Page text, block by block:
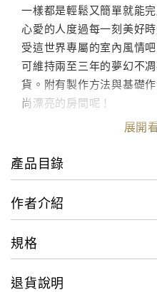
一樣都是輕鬆又簡單就能
心愛的人度過每一刻美好
受這世界專屬的室內風情
可維持兩至三年的夢幻不
貨。附有製作方法與基礎
尚漂亮的房間呢！
展開
產品目錄
作者介紹
規格
退貨說明